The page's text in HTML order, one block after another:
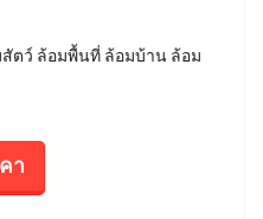
ตว์ ล้อมพื้นที่ ล้อมบ้าน ล้อม
า